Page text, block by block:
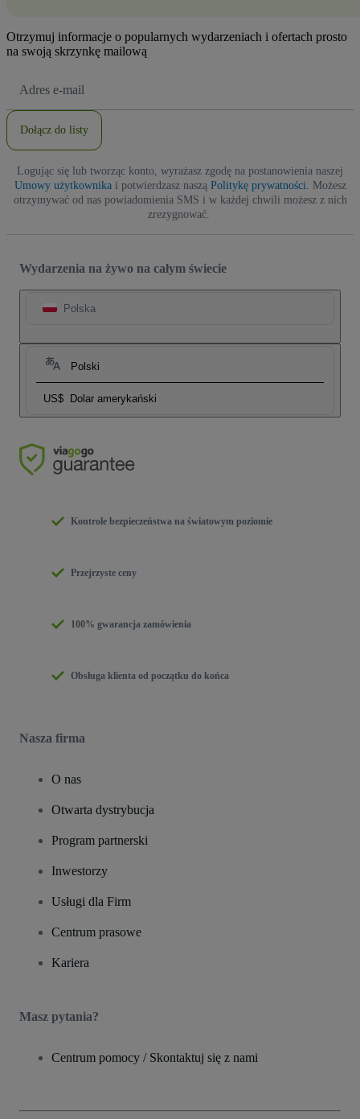
Otrzymuj informacje o popularnych wydarzeniach i ofertach prosto
na swoją skrzynkę mailową
e-
Dołącz do listy
Logując się lub tworząc konto, wyrażasz zgodę na postanowienia naszej
Umowy użytkownikai potwierdzasz naszą Politykę prywatności . Możesz
otrzymywać od nas powiadomienia SMS i w każdej chwili możesz z nich
zrezygnować.
Wydarzenia na żywo na całym świecie
Polska
Polski
US$ Dolar amerykański
Kontrole bezpieczeństwa na światowym poziomie
Przejrzyste ceny
100% gwarancja zamówienia
Obsługa klienta od początku do końca
Nasza firma
O nas
Otwarta dystrybucja
Program partnerski
Inwestorzy
Usługi dla Firm
Centrum prasowe
Kariera
Masz pytania?
Centrum pomocy / Skontaktuj się z nami